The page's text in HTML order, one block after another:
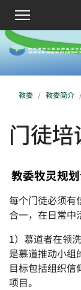
教委 教委简介
门徒培
教委牧灵规
每个门徒必须有
合一，在日常中
1）慕道者在领
是慕道推动小组
目标包括组织信
项目。